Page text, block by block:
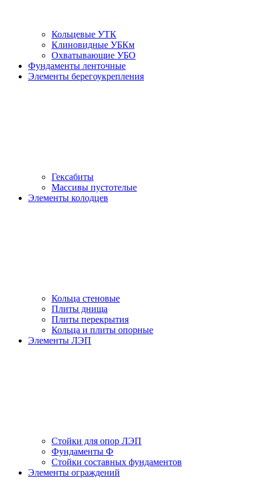
Кольцевые УТК
Клиновидные УБКм
Охватывающие УБО
Фундаменты ленточные
Элементы берегоукрепления
Гексабиты
Массивы пустотелые
Элементы колодцев
Кольца стеновые
Плиты днища
Плиты перекрытия
Кольца и плиты опорные
Элементы ЛЭП
Стойки для опор ЛЭП
Фундаменты Ф
Стойки составных фундаментов
Элементы ограждений